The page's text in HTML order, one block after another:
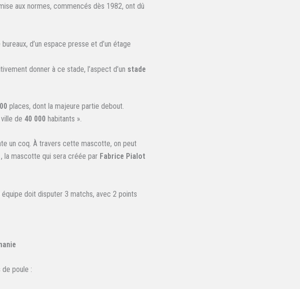
aux normes, commencés dès 1982, ont dû
d’un espace presse et d’un étage
donner à ce stade, l’aspect d’un stade
places, dont la majeure partie debout.
de 40 000 habitants ».
un coq. À travers cette mascotte, on peut
, la mascotte qui sera créée par Fabrice Pialot
doit disputer 3 matchs, avec 2 points
poule :